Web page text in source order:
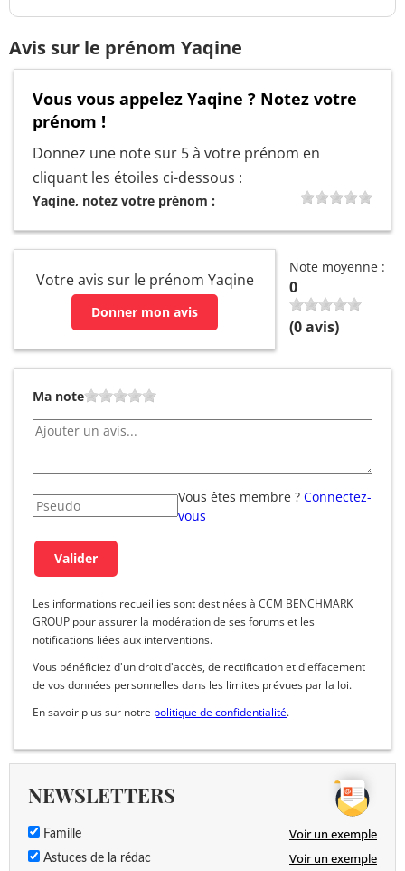
Avis sur le prénom Yaqine
Vous vous appelez Yaqine ? Notez votre
prénom !
Donnez une note sur 5 à votre prénom en
cliquant les étoiles ci-dessous :
Yaqine, notez votre prénom :
Votre avis sur le prénom Yaqine
Donner mon avis
Note moyenne :
0
(0avis)
Ma note
Vous êtes membre ? Connectez-
vous
Les informations recueillies sont destinées à CCM BENCHMARK
GROUP pour assurer la modération de ses forums et les
notifications liées aux interventions.
Vous bénéficiez d'un droit d'accès, de rectification et d'effacement
de vos données personnelles dans les limites prévues par la loi.
En savoir plus sur notre politique de confidentialité.
NEWSLETTERS
Famille Voir un exemple
Astuces de la rédac Voir un exemple